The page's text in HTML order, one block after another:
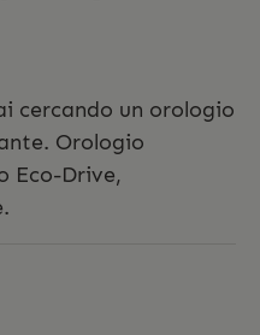
cercando un orologio
Orologio
Eco-Drive,